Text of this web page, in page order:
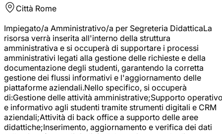
Città Rome
Impiegato/a Amministrativo/a per Segreteria DidatticaLa
risorsa verrà inserita all'interno della struttura
amministrativa e si occuperà di supportare i processi
amministrativi legati alla gestione delle richieste e della
documentazione degli studenti, garantendo la corretta
gestione dei flussi informativi e l'aggiornamento delle
piattaforme aziendali.Nello specifico, si occuperà
di:Gestione delle attività amministrative;Supporto
e informativo agli studenti tramite strumenti digitali e CRM
aziendali;Attività di back office a supporto delle aree
didattiche;Inserimento, aggiornamento e verifica dei dati